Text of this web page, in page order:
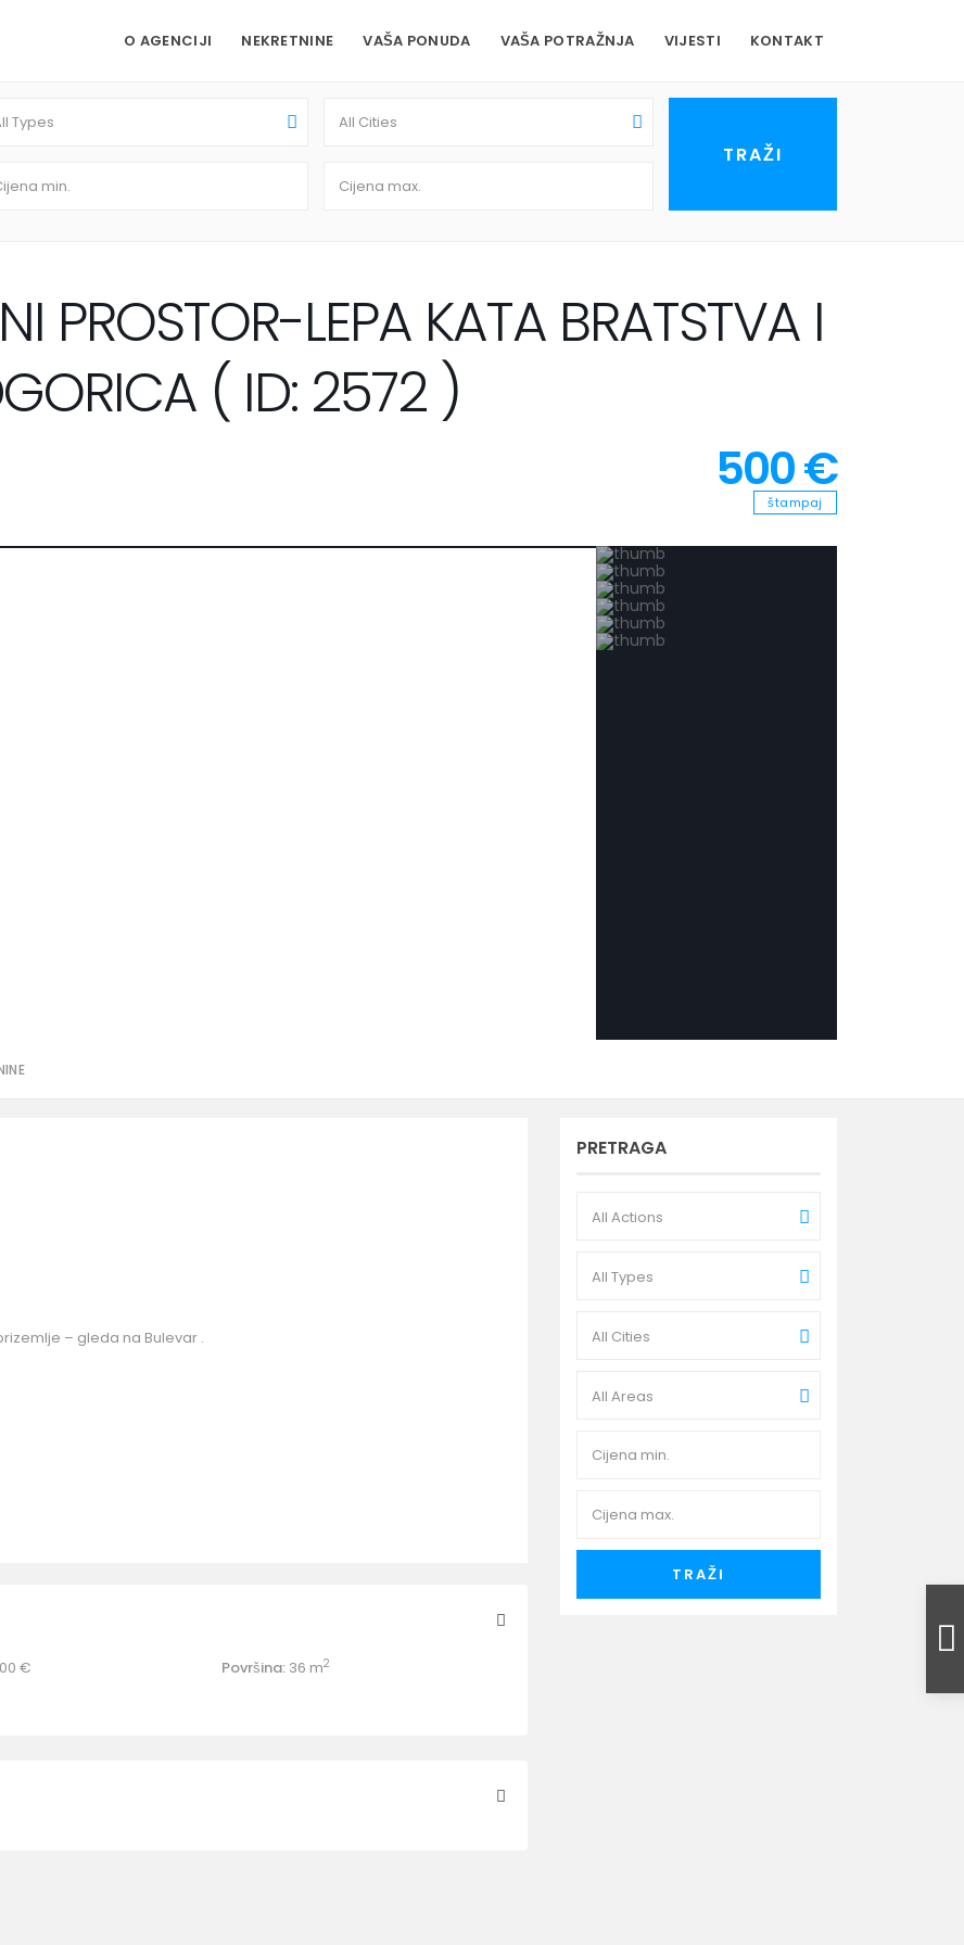
O AGENCIJI NEKRETNINE VAŠA PONUDA VAŠA POTRAŽNJA VIJESTI KONTAKT
Types All Cities
PROSTOR-LEPA KATA BRATSTVA I
( ID: 2572 )
500 €
štampaj
– gleda na Bulevar .
€ Površina: 36 m2
PRETRAGA
All Actions
All Types
All Cities
All Areas
TRAŽI